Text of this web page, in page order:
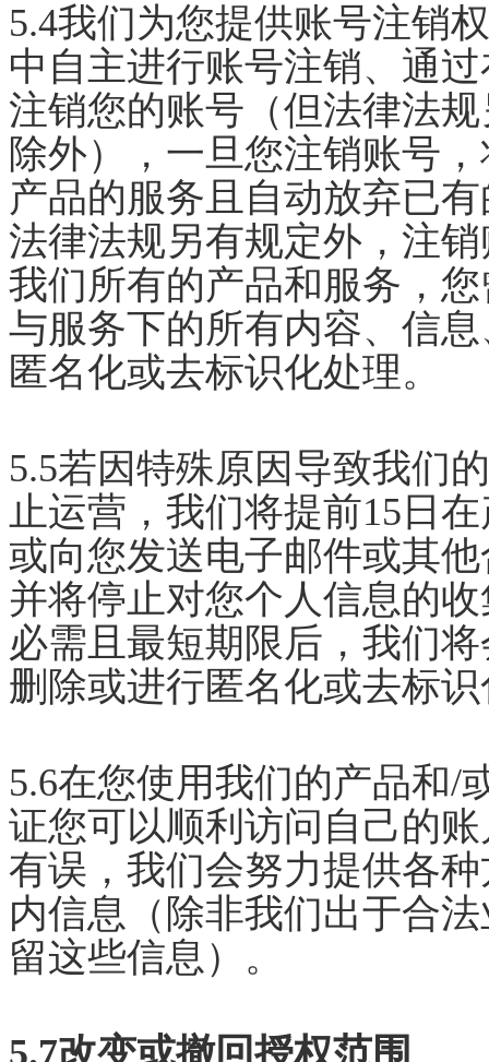
5.4我们为您提供账号注销
中自主进行账号注销、通
注销您的账号（但法律法
除外），一旦您注销账号
产品的服务且自动放弃已
法律法规另有规定外，注
我们所有的产品和服务，
与服务下的所有内容、信
匿名化或去标识化处理。
5.5若因特殊原因导致我们
止运营，我们将提前15日
或向您发送电子邮件或其
并将停止对您个人信息的
必需且最短期限后，我们
删除或进行匿名化或去标
5.6在您使用我们的产品和/
证您可以顺利访问自己的
有误，我们会努力提供各
内信息（除非我们出于合
留这些信息）。
5.7改变或撤回授权范围